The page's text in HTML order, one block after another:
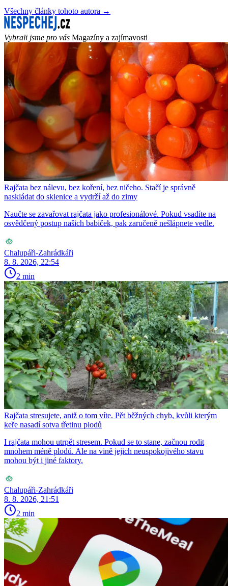
Všechny články tohoto autora →
Vybrali jsme pro vás Magazíny a zajímavosti
Rajčata bez nálevu, bez koření, bez ničeho. Stačí je správně
naskládat do sklenice a vydrží až do zimy
Naučte se zavařovat rajčata jako profesionálové. Pokud vsadíte na
osvědčený postup našich babiček, pak zaručeně nešlápnete vedle.
Chalupáři-Zahrádkáři
8. 8. 2026, 22:54
2 min
Rajčata stresujete, aniž o tom víte. Pět běžných chyb, kvůli kterým
keře nasadí sotva třetinu plodů
I rajčata mohou utrpět stresem. Pokud se to stane, začnou rodit
mnohem méně plodů. Ale na vině jejich neuspokojivého stavu
mohou být i jiné faktory.
Chalupáři-Zahrádkáři
8. 8. 2026, 21:51
2 min